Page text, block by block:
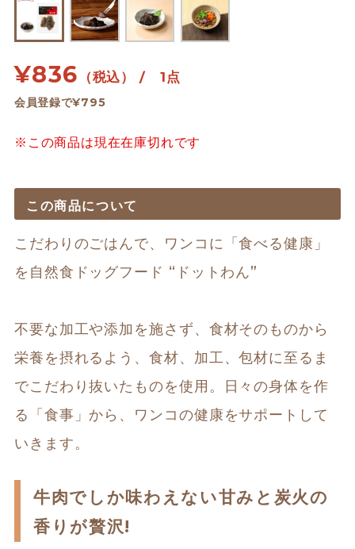
¥836 （税込） / 1点
会員登録で¥795
※この商品は現在在庫切れです
この商品について
こだわりのごはんで、ワンコに「食べる健康」
を自然食ドッグフード “ドットわん”
不要な加工や添加を施さず、食材そのものから
栄養を摂れるよう、食材、加工、包材に至るま
でこだわり抜いたものを使用。日々の身体を作
る「食事」から、ワンコの健康をサポートして
いきます。
牛肉でしか味わえない甘みと炭火の
香りが贅沢!